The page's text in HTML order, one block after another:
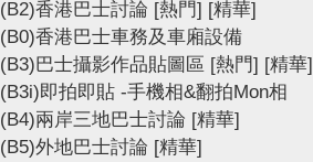
(B2)香港巴士討論 [熱門] [精華]
(B0)香港巴士車務及車廂設備
(B3)巴士攝影作品貼圖區 [熱門] [精華]
(B3i)即拍即貼 -手機相&翻拍Mon相
(B4)兩岸三地巴士討論 [精華]
(B5)外地巴士討論 [精華]